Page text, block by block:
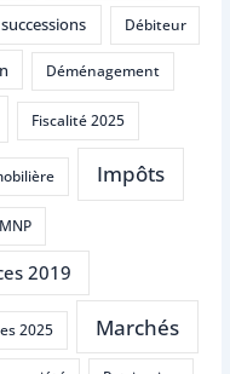
Débiteur
Déménagement
Fiscalité 2025
Impôts
2019
2025 Marchés